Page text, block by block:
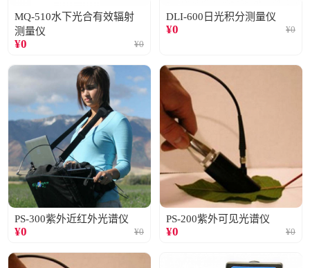
MQ-510水下光合有效辐射
测量仪
¥0 ¥0
DLI-600日光积分测量仪
¥0 ¥0
PS-300紫外近红外光谱仪
¥0 ¥0
PS-200紫外可见光谱仪
¥0 ¥0